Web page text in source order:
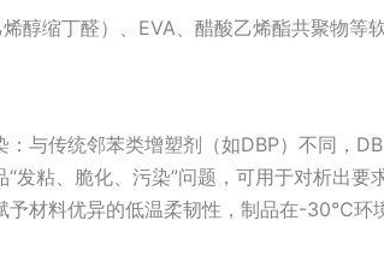
醇缩丁醛）、EVA、醋酸乙烯酯共聚物等
：与传统邻苯类增塑剂（如DBP）不同，
发粘、脆化、污染”问题，可用于对析出要
予材料优异的低温柔韧性，制品在-30℃环